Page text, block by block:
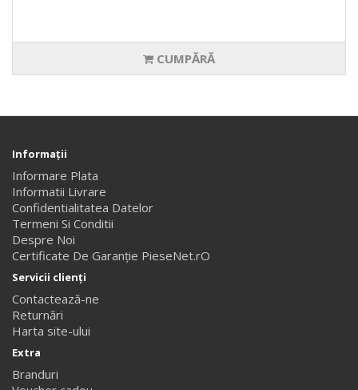
CUMPĂRĂ
Informaţii
Informare Plata
Informatii Livrare
Confidentialitatea Datelor
Termeni Si Conditii
Despre Noi
Certificate De Garanție PieseNet.rO
Servicii clienţi
Contactează-ne
Returnări
Harta site-ului
Extra
Branduri